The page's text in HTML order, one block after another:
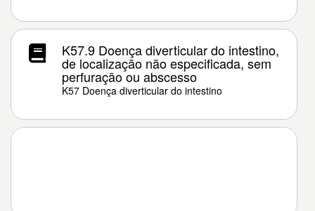
K57.9 Doença diverticular do intestino,
de localização não especificada, sem
perfuração ou abscesso
K57 Doença diverticular do intestino